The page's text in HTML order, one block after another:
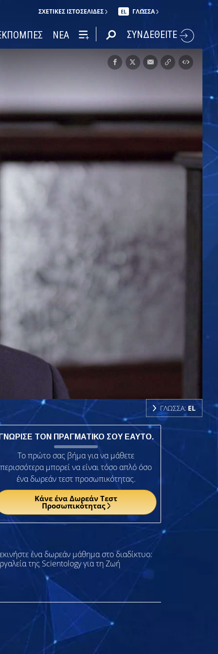
ΣΧΕΤΙΚΈΣ ΙΣΤΟΣΕΛΊΔΕΣ EL ΓΛΩΣΣΑ
ΝΕΑ ΣΥΝΔΕΘΕΙΤΕ
ΓΛΩΣΣΑ: EL
ΓΝΩΡΙΣΕ ΤΟΝ ΠΡΑΓΜΑΤΙΚΟ ΣΟΥ ΕΑΥΤΟ.
Το πρώτο σας βήμα για να μάθετε
περισσότερα μπορεί να είναι τόσο απλό όσο
ένα δωρεάν τεστ προσωπικότητας.
Κάνε ένα Δωρεάν Τεστ
Προσωπικότητας
ένα δωρεάν μάθημα στο διαδίκτυο:
της Scientology για τη Ζωή